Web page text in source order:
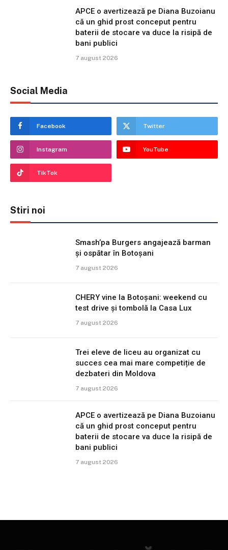
APCE o avertizează pe Diana Buzoianu
că un ghid prost conceput pentru
baterii de stocare va duce la risipă de
bani publici
7 august 2026
Social Media
Facebook Twitter
Instagram YouTube
TikTok
Stiri noi
Smash’pa Burgers angajează barman
și ospătar în Botoșani
7 august 2026
CHERY vine la Botoșani: weekend cu
test drive și tombolă la Casa Lux
7 august 2026
Trei eleve de liceu au organizat cu
succes cea mai mare competiție de
dezbateri din Moldova
7 august 2026
APCE o avertizează pe Diana Buzoianu
că un ghid prost conceput pentru
baterii de stocare va duce la risipă de
bani publici
7 august 2026